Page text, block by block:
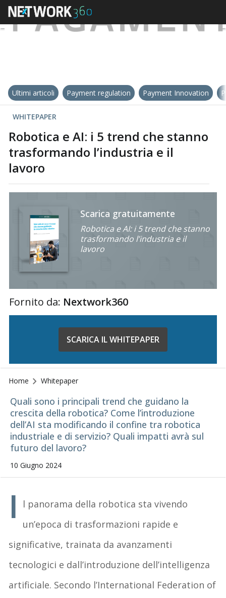
Ultimi articoli Payment regulation Payment Innovation
WHITEPAPER
Robotica e AI: i 5 trend che stanno
trasformando l’industria e il
lavoro
Scarica gratuitamente
Robotica e AI: i 5 trend che stanno
trasformando l’industria e il
lavoro
Fornito da: Nextwork360
SCARICA IL WHITEPAPER
Home Whitepaper
Quali sono i principali trend che guidano la
crescita della robotica? Come l’introduzione
dell’AI sta modificando il confine tra robotica
industriale e di servizio? Quali impatti avrà sul
futuro del lavoro?
10 Giugno 2024
I
l panorama della robotica sta vivendo
un’epoca di trasformazioni rapide e
significative, trainata da avanzamenti
tecnologici e dall’introduzione dell’intelligenza
artificiale. Secondo l’International Federation of